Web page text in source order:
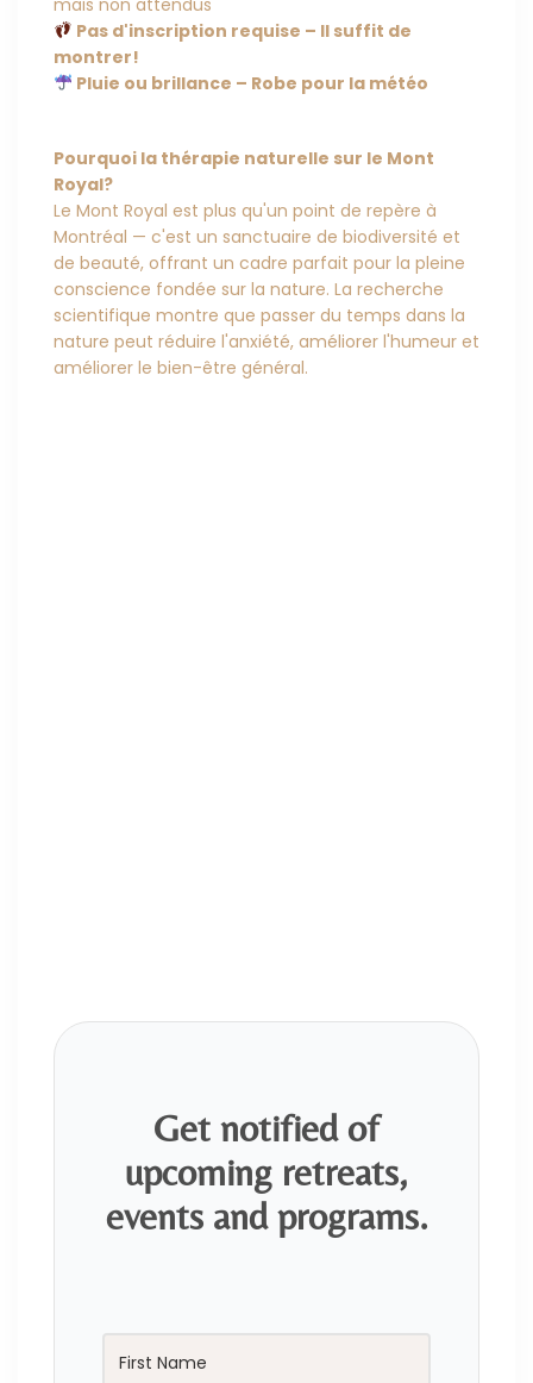
Pas d'inscription requise – Il suffit de
montrer!
Pluie ou brillance – Robe pour la météo
Pourquoi la thérapie naturelle sur le Mont
Royal?
Le Mont Royal est plus qu'un point de repère à
Montréal — c'est un sanctuaire de biodiversité et
de beauté, offrant un cadre parfait pour la pleine
conscience fondée sur la nature. La recherche
scientifique montre que passer du temps dans la
nature peut réduire l'anxiété, améliorer l'humeur et
améliorer le bien-être général.
Get notified of
upcoming retreats,
events and programs.